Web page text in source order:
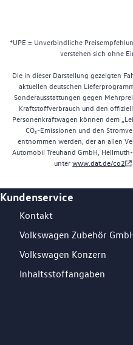
*UPE = Unverbindliche
verstehen sich ohne
Die in dieser Darstellung gezeigten
aktuellen deutschen
Sonderausstattungen gegen
Kraftstoffverbrauch und den
Personenkraftwagen können dem
CO₂-Emissionen und den
entnommen werden, der an allen
Automobil Treuhand GmbH,
unterwww.dat.de/co2
Footer Teaser
Kundenservice
Kontakt
Volkswagen Zubehör
Volkswagen Konzern
Inhaltsstoffangaben